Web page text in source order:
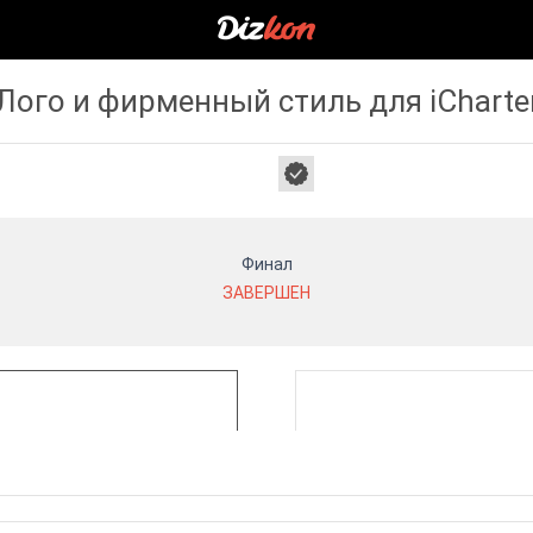
и фирменный стиль для
Финал
ЗАВЕРШЕН